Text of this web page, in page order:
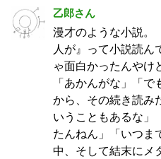
乙郎さん
漫才のような小説。
人が』って小説読ん
ゃ面白かったんやけ
「あかんがな」「
から、その続き読み
いうこともあるな」
たんねん」「いつま
中、そして結末にメ